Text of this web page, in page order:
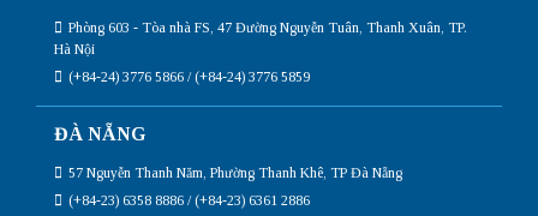
Phòng 603 - Tòa nhà FS, 47 Đường Nguyễn Tuân, Thanh Xuân, TP.
Hà Nội
(+84-24) 3776 5866 / (+84-24) 3776 5859
ĐÀ NẴNG
57 Nguyễn Thanh Năm, Phường Thanh Khê, TP Đà Nẵng
(+84-23) 6358 8886 / (+84-23) 6361 2886